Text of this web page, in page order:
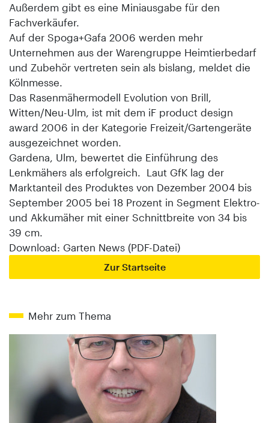
Außerdem gibt es eine Miniausgabe für den
Fachverkäufer.
Auf der Spoga+Gafa 2006 werden mehr
Unternehmen aus der Warengruppe Heimtierbedarf
und Zubehör vertreten sein als bislang, meldet die
Kölnmesse.
Das Rasenmähermodell Evolution von Brill,
Witten/Neu-Ulm, ist mit dem iF product design
award 2006 in der Kategorie Freizeit/Gartengeräte
ausgezeichnet worden.
Gardena, Ulm, bewertet die Einführung des
Lenkmähers als erfolgreich. Laut GfK lag der
Marktanteil des Produktes von Dezember 2004 bis
September 2005 bei 18 Prozent in Segment Elektro-
und Akkumäher mit einer Schnittbreite von 34 bis
39 cm.
Download: Garten News (PDF-Datei)
Zur Startseite
Mehr zum Thema